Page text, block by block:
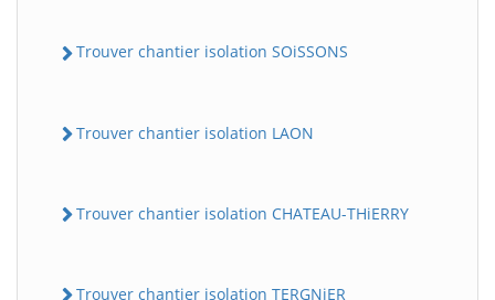
Trouver chantier isolation SOiSSONS
Trouver chantier isolation LAON
Trouver chantier isolation CHATEAU-THiERRY
Trouver chantier isolation TERGNiER